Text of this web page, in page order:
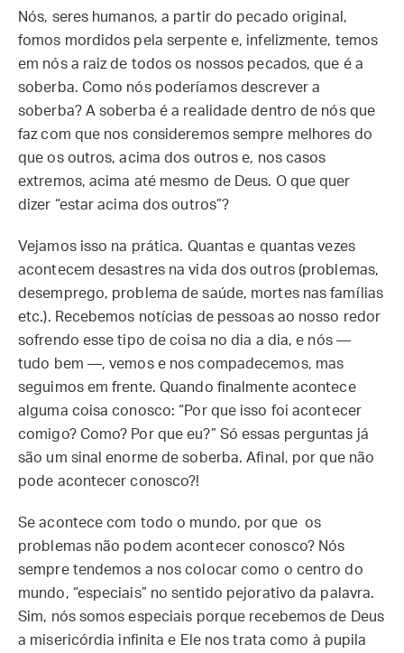
Nós, seres humanos, a partir do pecado original,
fomos mordidos pela serpente e, infelizmente, temos
em nós a raiz de todos os nossos pecados, que é a
soberba. Como nós poderíamos descrever a
soberba? A soberba é a realidade dentro de nós que
faz com que nos consideremos sempre melhores do
que os outros, acima dos outros e, nos casos
extremos, acima até mesmo de Deus. O que quer
dizer “estar acima dos outros”?
Vejamos isso na prática. Quantas e quantas vezes
acontecem desastres na vida dos outros (problemas,
desemprego, problema de saúde, mortes nas famílias
etc.). Recebemos notícias de pessoas ao nosso redor
sofrendo esse tipo de coisa no dia a dia, e nós —
tudo bem —, vemos e nos compadecemos, mas
seguimos em frente. Quando finalmente acontece
alguma coisa conosco: “Por que isso foi acontecer
comigo? Como? Por que eu?” Só essas perguntas já
são um sinal enorme de soberba. Afinal, por que não
pode acontecer conosco?!
Se acontece com todo o mundo, por que os
problemas não podem acontecer conosco? Nós
sempre tendemos a nos colocar como o centro do
mundo, “especiais” no sentido pejorativo da palavra.
Sim, nós somos especiais porque recebemos de Deus
a misericórdia infinita e Ele nos trata como à pupila